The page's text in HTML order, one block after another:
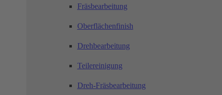
Fräsbearbeitung
Oberflächenfinish
Drehbearbeitung
Teilereinigung
Dreh-Fräsbearbeitung